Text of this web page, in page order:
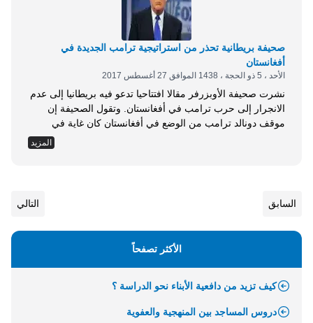
صحيفة بريطانية تحذر من استراتيجية ترامب الجديدة في
أفغانستان
الأحد ، 5 ذو الحجة ، 1438 الموافق 27 أغسطس 2017
نشرت صحيفة الأوبزرفر مقالا افتتاحيا تدعو فيه بريطانيا إلى عدم
الانجرار إلى حرب ترامب في أفغانستان. وتقول الصحيفة إن
موقف دونالد ترامب من الوضع في أفغانستان كان غاية في
الأهمية عام 2011، إذ كتب وقتها على حسابه بموقع تويتر أن
الولايات المتحدة تخسر الأرواح وتضيع الوقت هناك. ووصف بعدها
المزيد
السابق التالي
الأكثر تصفحاً
كيف تزيد من دافعية الأبناء نحو الدراسة ؟
دروس المساجد بين المنهجية والعفوية